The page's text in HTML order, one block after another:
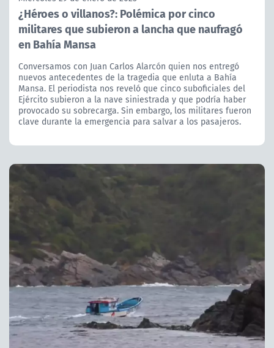
¿Héroes o villanos?: Polémica por cinco
militares que subieron a lancha que naufragó
en Bahía Mansa
Conversamos con Juan Carlos Alarcón quien nos entregó
nuevos antecedentes de la tragedia que enluta a Bahía
Mansa. El periodista nos reveló que cinco suboficiales del
Ejército subieron a la nave siniestrada y que podría haber
provocado su sobrecarga. Sin embargo, los militares fueron
clave durante la emergencia para salvar a los pasajeros.